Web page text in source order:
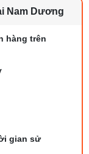
Nam Dương
hàng trên
gian sử
ngành may